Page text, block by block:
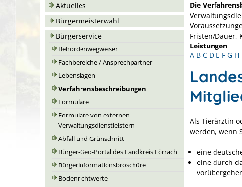
Aktuelles
Bürgermeisterwahl
Bürgerservice
Behördenwegweiser
Fachbereiche / Ansprechpartner
Lebenslagen
Verfahrensbeschreibungen
Formulare
Formulare von externen
Verwaltungsdienstleistern
Abfall und Grünschnitt
Bürger-Geo-Portal des Landkreis Lörrach
Bürgerinformationsbroschüre
Bodenrichtwerte
Die
Fristen/Dauer,
Leistungen
A B C D E F G H I
Als Tierärztin
werden, wenn
eine
eine durch